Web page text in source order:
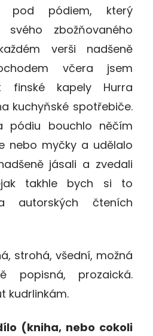
pod pódiem, který
zbožňovaného
verši nadšeně
včera jsem
finské kapely Hurra
kuchyňské spotřebiče.
pódiu bouchlo něčím
nebo myčky a udělalo
jásali a zvedali
takhle bych si to
autorských čteních
strohá, všední, možná
popisná, prozaická.
kudrlinkám.
(kniha, nebo cokoli